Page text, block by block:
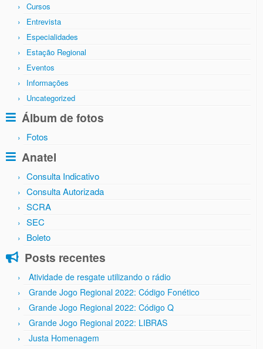
Cursos
Entrevista
Especialidades
Estação Regional
Eventos
Informações
Uncategorized
Álbum de fotos
Fotos
Anatel
Consulta Indicativo
Consulta Autorizada
SCRA
SEC
Boleto
Posts recentes
Atividade de resgate utilizando o rádio
Grande Jogo Regional 2022: Código Fonético
Grande Jogo Regional 2022: Código Q
Grande Jogo Regional 2022: LIBRAS
Justa Homenagem